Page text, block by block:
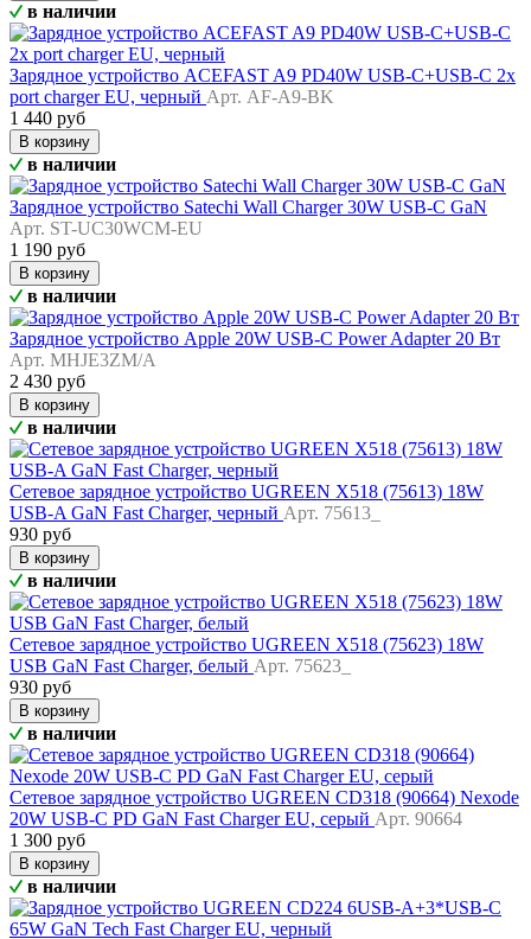
в наличии
Зарядное устройство ACEFAST A9 PD40W USB-C+USB-C 2x
port charger EU, черный Арт. AF-A9-BK
1 440 руб
В корзину
в наличии
Зарядное устройство Satechi Wall Charger 30W USB-C GaN
Арт. ST-UC30WCM-EU
1 190 руб
В корзину
в наличии
Зарядное устройство Apple 20W USB-C Power Adapter 20 Вт
Арт. MHJE3ZM/A
2 430 руб
В корзину
в наличии
Сетевое зарядное устройство UGREEN X518 (75613) 18W
USB-A GaN Fast Charger, черный Арт. 75613_
930 руб
В корзину
в наличии
Сетевое зарядное устройство UGREEN X518 (75623) 18W
USB GaN Fast Charger, белый Арт. 75623_
930 руб
В корзину
в наличии
Сетевое зарядное устройство UGREEN CD318 (90664) Nexode
20W USB-C PD GaN Fast Charger EU, серый Арт. 90664
1 300 руб
В корзину
в наличии